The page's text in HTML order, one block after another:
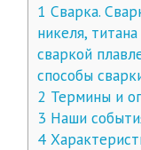
1 Сварка.
никеля,
сваркой
способы
2 Термины и
3 Наши
4